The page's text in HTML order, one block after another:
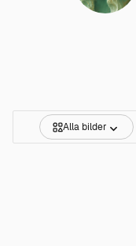
Alla bilder